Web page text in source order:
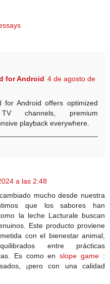
for Android 4 de agosto de
for Android offers optimized
channels, premium
playback everywhere.
a las 2:48
mucho desde nuestra
que los sabores han
la leche Lacturale buscan
Este producto proviene
con el bienestar animal,
entre prácticas
Es como enslope game :
¡pero con una calidad